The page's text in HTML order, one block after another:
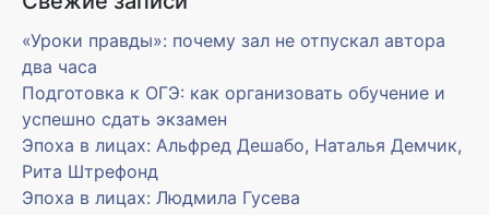
«Уроки правды»: почему зал не отпускал автора
два часа
Подготовка к ОГЭ: как организовать обучение и
успешно сдать экзамен
Эпоха в лицах: Альфред Дешабо, Наталья Демчик,
Рита Штрефонд
Эпоха в лицах: Людмила Гусева